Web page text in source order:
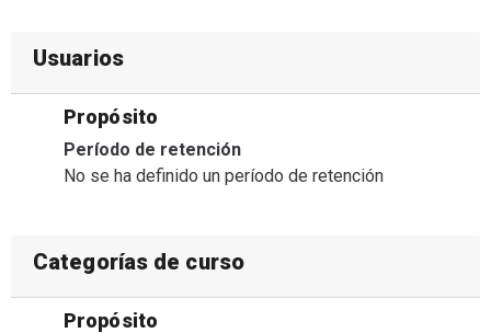
Usuarios
Propósito
Período de retención
No se ha definido un período de retención
Categorías de curso
Propósito